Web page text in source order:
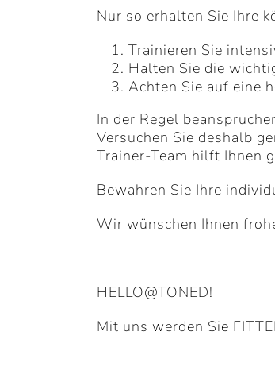
Nur so erhalten Sie Ihre
Trainieren Sie
Halten Sie die
Achten Sie auf eine
In der Regel
Versuchen Sie deshalb
Trainer-Team hilft Ihnen
Bewahren Sie Ihre
Wir wünschen Ihnen
HELLO@TONED!
Mit uns werden Sie